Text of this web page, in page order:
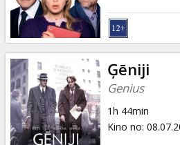
Ģēniji
Genius
1h 44min
Kino no: